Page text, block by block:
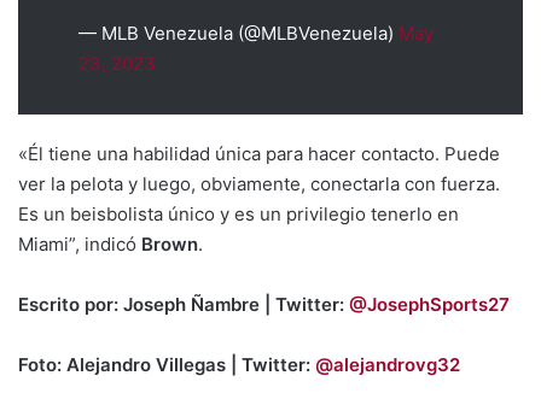
— MLB Venezuela (@MLBVenezuela) May
23, 2023
«Él tiene una habilidad única para hacer contacto. Puede
ver la pelota y luego, obviamente, conectarla con fuerza.
Es un beisbolista único y es un privilegio tenerlo en
Miami”, indicó Brown.
Escrito por: Joseph Ñambre | Twitter: @JosephSports27
Foto: Alejandro Villegas | Twitter: @alejandrovg32